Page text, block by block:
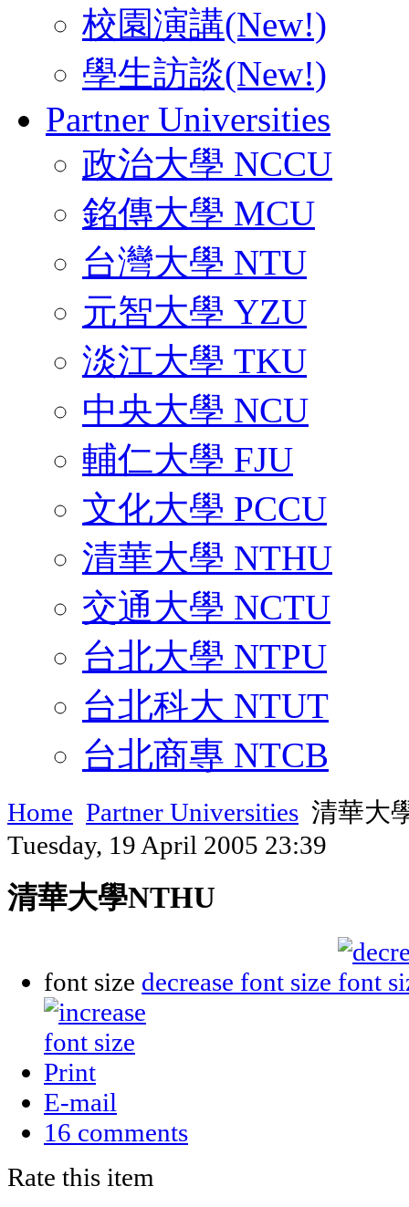
校園演講(New!)
學生訪談(New!)
Partner Universities
政治大學 NCCU
銘傳大學 MCU
台灣大學 NTU
元智大學 YZU
淡江大學 TKU
中央大學 NCU
輔仁大學 FJU
文化大學 PCCU
清華大學 NTHU
交通大學 NCTU
台北大學 NTPU
台北科大 NTUT
台北商專 NTCB
Home Partner Universities 清華大
Tuesday, 19 April 2005 23:39
清華大學NTHU
font size decrease font size
Print
E-mail
16 comments
Rate this item